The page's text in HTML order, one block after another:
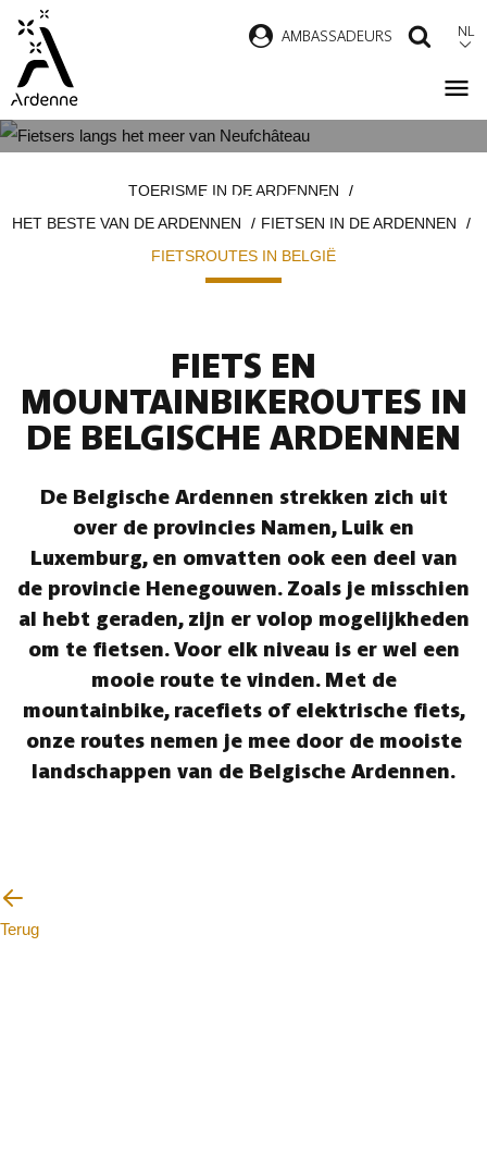
Overslaan
naar
inhoud
AMBASSADEURS NL
ARDENNEN
TOERISME IN DE ARDENNEN
HET BESTE VAN DE ARDENNEN
FIETSEN IN DE ARDENNEN
FIETSROUTES IN BELGIË
FIETS EN
MOUNTAINBIKEROUTES IN
DE BELGISCHE ARDENNEN
De Belgische Ardennen strekken zich uit
over de provincies Namen, Luik en
Luxemburg, en omvatten ook een deel van
de provincie Henegouwen. Zoals je misschien
al hebt geraden, zijn er volop mogelijkheden
om te fietsen. Voor elk niveau is er wel een
mooie route te vinden. Met de
mountainbike, racefiets of elektrische fiets,
onze routes nemen je mee door de mooiste
landschappen van de Belgische Ardennen.
Terug